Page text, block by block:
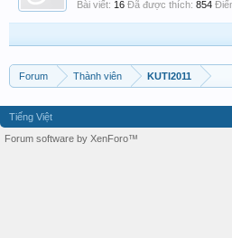
Bài viết: 16 Đã được thích: 854
Forum Thành viên KUTI2011
Tiếng Việt
Forum software by XenForo™